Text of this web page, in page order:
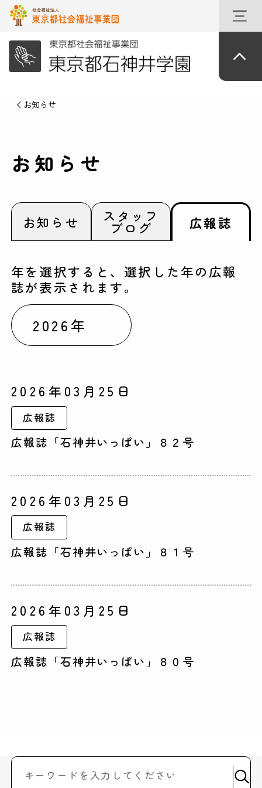
お知らせ
お知らせ
お知らせ スタッフ
ブログ 広報誌
年を選択すると、選択した年の広報
誌が表示されます。
2026年03月25日
広報誌
広報誌「石神井いっぱい」８２号
2026年03月25日
広報誌
広報誌「石神井いっぱい」８１号
2026年03月25日
広報誌
広報誌「石神井いっぱい」８０号